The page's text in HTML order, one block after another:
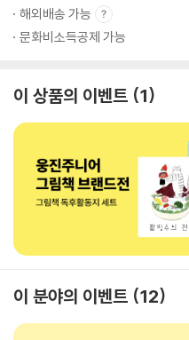
해외배송 가능
문화비소득공제 가능
이 상품의 이벤트 1
이 분야의 이벤트 12